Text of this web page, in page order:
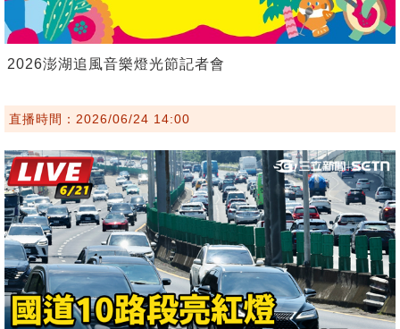
2026澎湖追風音樂燈光節記者會
直播時間：2026/06/24 14:00